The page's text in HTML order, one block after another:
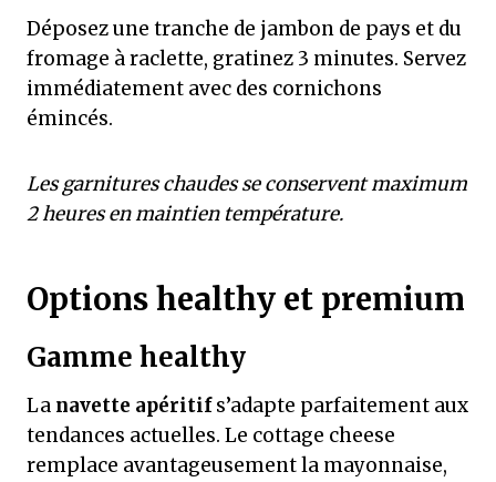
Déposez une tranche de jambon de pays et du
fromage à raclette, gratinez 3 minutes. Servez
immédiatement avec des cornichons
émincés.
Les garnitures chaudes se conservent maximum
2 heures en maintien température.
Options healthy et premium
Gamme healthy
La navette apéritifs’adapte parfaitement aux
tendances actuelles. Le cottage cheese
remplace avantageusement la mayonnaise,